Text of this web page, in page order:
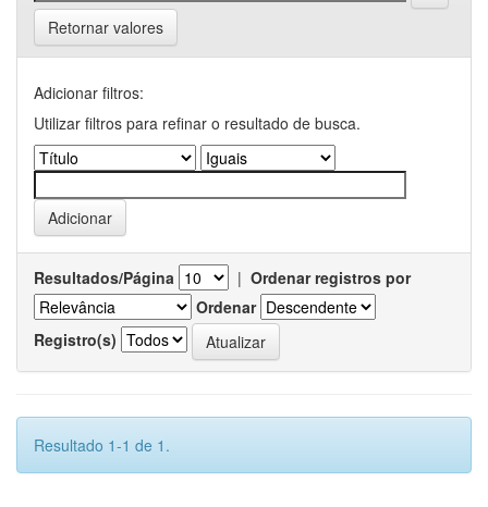
Retornar valores
Adicionar filtros:
Utilizar filtros para refinar o resultado de busca.
Resultados/Página | Ordenar registros por
Ordenar
Registro(s)
Resultado 1-1 de 1.